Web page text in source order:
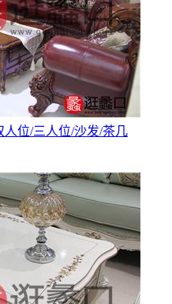
位/三人位/沙发/茶几